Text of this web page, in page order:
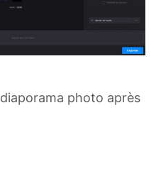
photo après